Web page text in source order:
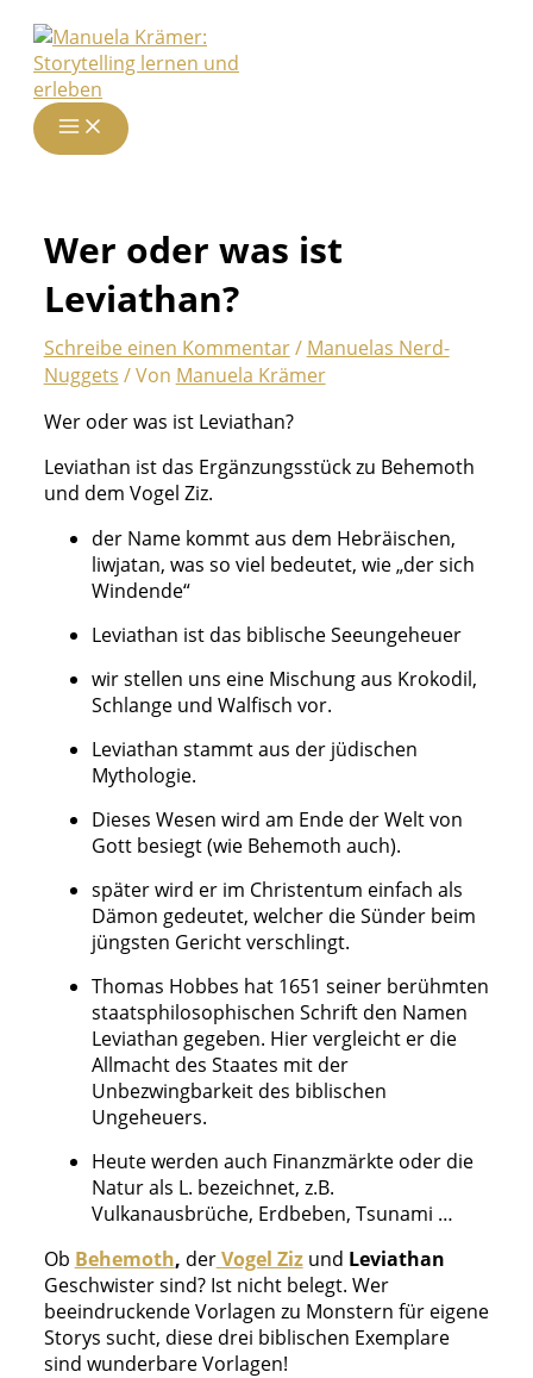
Zum
Inhalt
springen
Wer oder was ist
Leviathan?
Schreibe einen Kommentar/ Manuelas Nerd-
Nuggets / Von Manuela Krämer
Wer oder was ist Leviathan?
Leviathan ist das Ergänzungsstück zu Behemoth
und dem Vogel Ziz.
der Name kommt aus dem Hebräischen,
liwjatan, was so viel bedeutet, wie „der sich
Windende“
Leviathan ist das biblische Seeungeheuer
wir stellen uns eine Mischung aus Krokodil,
Schlange und Walfisch vor.
Leviathan stammt aus der jüdischen
Mythologie.
Dieses Wesen wird am Ende der Welt von
Gott besiegt (wie Behemoth auch).
später wird er im Christentum einfach als
Dämon gedeutet, welcher die Sünder beim
jüngsten Gericht verschlingt.
Thomas Hobbes hat 1651 seiner berühmten
staatsphilosophischen Schrift den Namen
Leviathan gegeben. Hier vergleicht er die
Allmacht des Staates mit der
Unbezwingbarkeit des biblischen
Ungeheuers.
Heute werden auch Finanzmärkte oder die
Natur als L. bezeichnet, z.B.
Vulkanausbrüche, Erdbeben, Tsunami …
Ob Behemoth, derVogel Zizund Leviathan
Geschwister sind? Ist nicht belegt. Wer
beeindruckende Vorlagen zu Monstern für eigene
Storys sucht, diese drei biblischen Exemplare
sind wunderbare Vorlagen!